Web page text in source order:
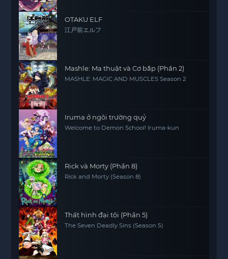
OTAKU ELF
江戸前エルフ
Mashle: Ma thuật và Cơ bắp (Phần 2)
MASHLE: MAGIC AND MUSCLES Season 2
Iruma ở ngôi trường quỷ
Welcome to Demon School! Iruma-kun
Rick và Morty (Phần 8)
Rick and Morty (Season 8)
Thất hình đại tội (Phần 5)
The Seven Deadly Sins (Season 5)